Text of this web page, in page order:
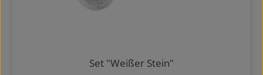
Set "Weißer Stein"